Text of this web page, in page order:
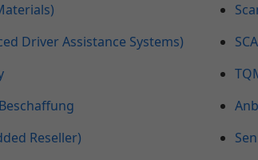
Driver Assistance Systems)
Reseller)